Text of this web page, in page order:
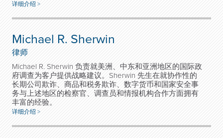
详细介绍 >
Michael R. Sherwin
律师
Michael R. Sherwin 负责就美洲、中东和亚洲地区的国际政
府调查为客户提供战略建议。Sherwin 先生在就协作性的
长期公司欺诈、商品和税务欺诈、数字货币和国家安全事
务与上述地区的检察官、调查员和情报机构合作方面拥有
丰富的经验。
详细介绍 >